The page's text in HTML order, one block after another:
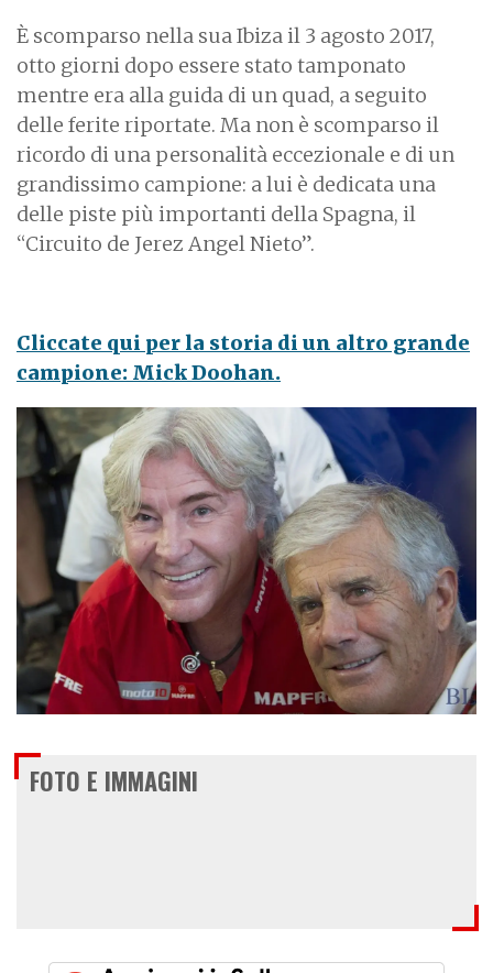
È scomparso nella sua Ibiza il 3 agosto 2017,
otto giorni dopo essere stato tamponato
mentre era alla guida di un quad, a seguito
delle ferite riportate. Ma non è scomparso il
ricordo di una personalità eccezionale e di un
grandissimo campione: a lui è dedicata una
delle piste più importanti della Spagna, il
“Circuito de Jerez Angel Nieto”.
Cliccate qui per la storia di un altro grande
campione: Mick Doohan.
FOTO E IMMAGINI